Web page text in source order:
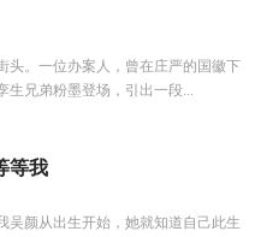
头。一位办案人，曾在庄严的国徽下
生兄弟粉墨登场，引出一段...
等我
吴颜从出生开始，她就知道自己此生